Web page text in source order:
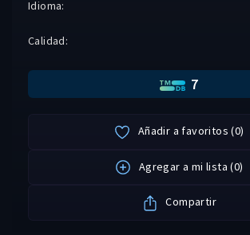
Idioma:
Calidad:
7
Añadir a favoritos (0)
Agregar a mi lista (0)
Compartir